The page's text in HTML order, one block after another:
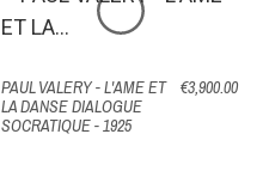
PAUL VALERY - L'AME ET
LA DANSE DIALOGUE
SOCRATIQUE - 1925
€3,900.00